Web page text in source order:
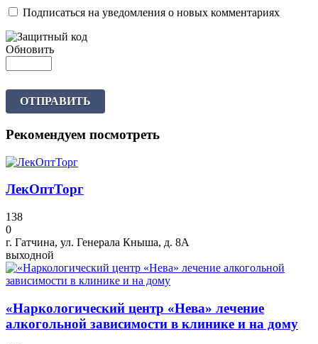
Подписаться на уведомления о новых комментариях
Обновить
ОТПРАВИТЬ
Рекомендуем посмотреть
ЛекОптТорг
138
0
г. Гатчина, ул. Генерала Кныша, д. 8А
выходной
«Наркологический центр «Нева» лечение
алкогольной зависимости в клинике и на дому